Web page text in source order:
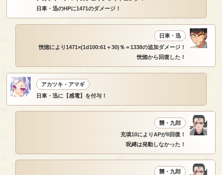
日車・迅のHPに1471のダメージ！
日車・迅
恍惚により1471×(1d100:61＋30)％＝1338の追加ダメージ！
恍惚から回復した！
アカツキ・アマギ
日車・迅に【感電】を付与！
襲・九郎
充填10によりAPが0回復！
呪縛は発動しなかった！
襲・九郎